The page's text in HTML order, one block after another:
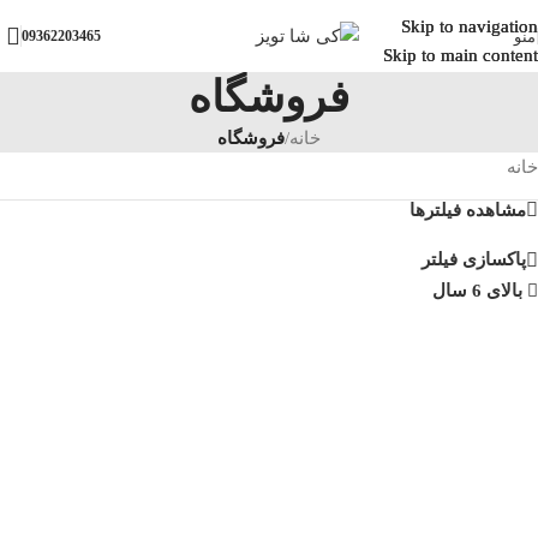
Skip to navigation
Skip to main content
منو 09362203465
فروشگاه
خانه/فروشگاه
خانه
مشاهده فیلترها
پاکسازی فیلتر
بالای 6 سال
Skip to navigation
Skip to main content
Skip to navigation
Skip to main content